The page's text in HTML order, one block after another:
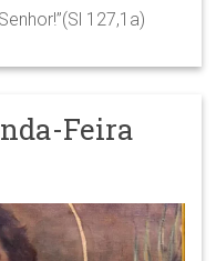
127,1a)
Feira